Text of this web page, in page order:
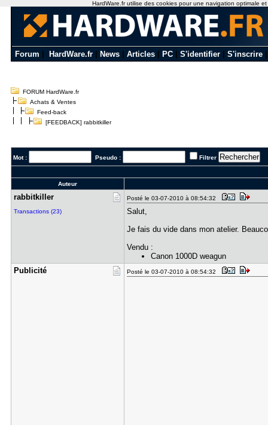
Forum HardWare.fr News Articles PC S'identifier S'inscrire
FORUM HardWare.fr
Achats & Ventes
Feed-back
[FEEDBACK] rabbitkiller
Mot : Pseudo : Filtrer
Auteur
rabbitkill​er
Transactions (23)
Posté le 03-07-2010 à 08:54:32
Salut,
Je fais du vide dans mon atelier.
Vendu :
Canon 1000D weagun
Publicité
Posté le 03-07-2010 à 08:54:32
HardWare.fr utilise des cookies pour une navigation optimale